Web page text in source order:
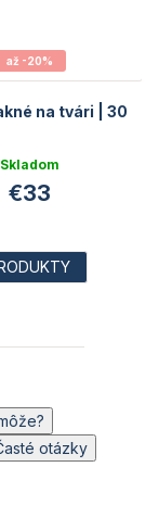
až -20%
na tvári | 30
Skladom
€33
otázky